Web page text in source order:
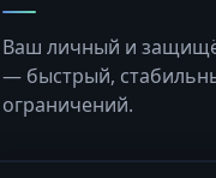
Ваш личный и
— быстрый,
ограничений.